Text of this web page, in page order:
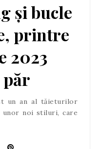
și bucle
printre
2023
an al tăieturilor
unor noi stiluri, care